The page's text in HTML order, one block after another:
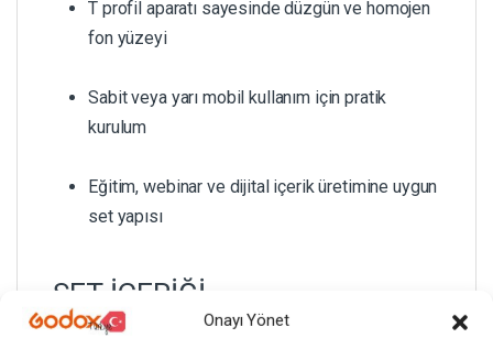
Onayı Yönet
T profil aparatı sayesinde düzgün ve homojen
fon yüzeyi
Sabit veya yarı mobil kullanım için pratik
kurulum
Eğitim, webinar ve dijital içerik üretimine uygun
set yapısı
SET İÇERİĞİ